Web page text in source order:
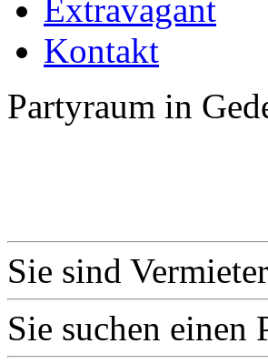
Extravagant
Kontakt
Partyraum in
Sie sind
Sie suchen